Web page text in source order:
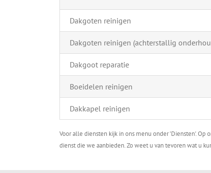
Dakgoten reinigen
Dakgoten reinigen (achterstallig
Dakgoot reparatie
Boeidelen reinigen
Dakkapel reinigen
Voor alle diensten kijk in ons menu onder 'Diensten'. Op
dienst die we aanbieden. Zo weet u van tevoren wat u